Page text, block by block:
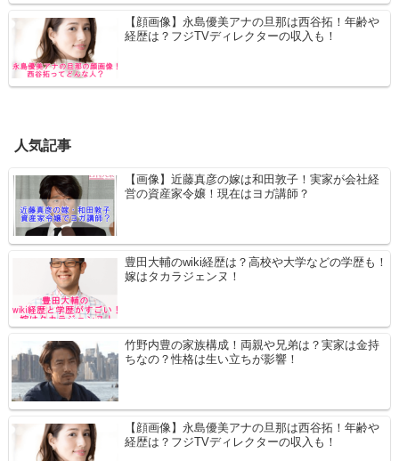
【顔画像】永島優美アナの旦那は西谷拓！年齢や
経歴は？フジTVディレクターの収入も！
人気記事
【画像】近藤真彦の嫁は和田敦子！実家が会社経
営の資産家令嬢！現在はヨガ講師？
豊田大輔のwiki経歴は？高校や大学などの学歴も！
嫁はタカラジェンヌ！
竹野内豊の家族構成！両親や兄弟は？実家は金持
ちなの？性格は生い立ちが影響！
【顔画像】永島優美アナの旦那は西谷拓！年齢や
経歴は？フジTVディレクターの収入も！